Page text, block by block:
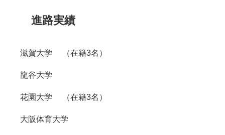
進路実績
滋賀大学 （在籍3名）
龍谷大学
花園大学 （在籍3名）
大阪体育大学